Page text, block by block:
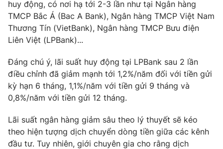
huy động, có nơi hạ tới 2-3 lần như tại Ngân hàng
TMCP Bắc Á (Bac A Bank), Ngân hàng TMCP Việt Nam
Thương Tín (VietBank), Ngân hàng TMCP Bưu điện
Liên Việt (LPBank)...
Đáng chú ý, lãi suất huy động tại LPBank sau 2 lần
điều chỉnh đã giảm mạnh tới 1,2%/năm đối với tiền gửi
kỳ hạn 6 tháng, 1,1%/năm với tiền gửi 9 tháng và
0,8%/năm với tiền gửi 12 tháng.
Lãi suất ngân hàng giảm sâu theo lý thuyết sẽ kéo
theo hiện tượng dịch chuyển dòng tiền giữa các kênh
đầu tư. Tuy nhiên, giới chuyên gia cho rằng dịch